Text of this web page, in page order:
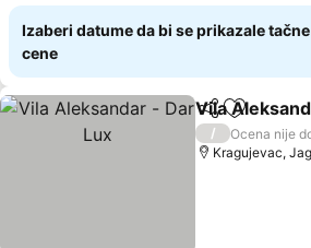
Izaberi datume da bi se prikazale tačne
cene
Deli Dodati u
Vila
/
Ocena nije
Kragujevac,